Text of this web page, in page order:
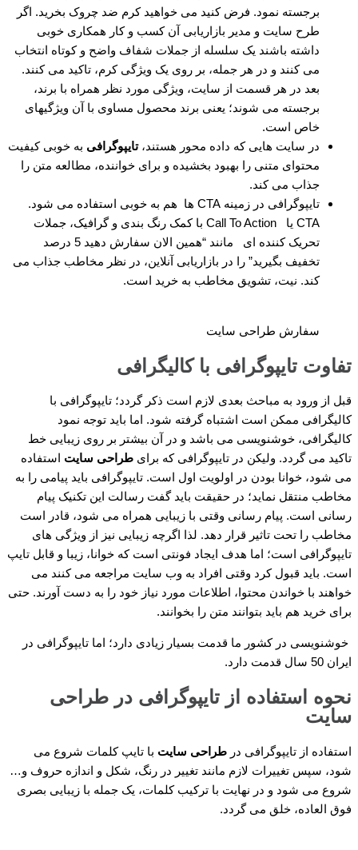
برجسته نمود. فرض کنید می خواهید کرم ضد چروک بخرید. اگر
طرح سایت و مدیر بازاریابی آن کسب و کار همکاری خوبی
داشته باشند یک سلسله از جملات شفاف واضح و کوتاه انتخاب
می کنند و در هر جمله، بر روی یک ویژگی کرم، تاکید می کنند.
بعد در هر قسمت از سایت، ویژگی مورد نظر همراه با برند،
برجسته می شوند؛ یعنی برند محصول مساوی با آن ویژگیهای
خاص است.
در سایت هایی که داده محور هستند،تایپوگرافی به خوبی کیفیت
محتوای متنی را بهبود بخشیده و برای خواننده، مطالعه متن را
جذاب می کند.
تایپوگرافی در زمینه CTA ها هم به خوبی استفاده می شود.
CTA یا Call To Action با کمک رنگ بندی و گرافیک، جملات
تحریک کننده ای مانند “همین الان سفارش دهید 5 درصد
تخفیف بگیرید” را در بازاریابی آنلاین، در نظر مخاطب جذاب می
کند. نیت، تشویق مخاطب به خرید است.
سفارش طراحی سایت
تفاوت تایپوگرافی با کالیگرافی
قبل از ورود به مباحث بعدی لازم است ذکر گردد؛ تایپوگرافی با
کالیگرافی ممکن است اشتباه گرفته شود. اما باید توجه نمود
کالیگرافی، خوشنویسی می باشد و در آن بیشتر بر روی زیبایی خط
تاکید می گردد. ولیکن در تایپوگرافی که برای طراحی سایت استفاده
می شود، خوانا بودن در اولویت اول است. تایپوگرافی باید پیامی را به
مخاطب منتقل نماید؛ در حقیقت باید گفت رسالت این تکنیک پیام
رسانی است. پیام رسانی وقتی با زیبایی همراه می شود، قادر است
مخاطب را تحت تاثیر قرار دهد. لذا اگرچه زیبایی نیز از ویژگی های
تایپوگرافی است؛ اما هدف ایجاد فونتی است که خوانا، زیبا و قابل تایپ
است. باید قبول کرد وقتی افراد به وب سایت مراجعه می کنند می
خواهند با خواندن محتوا، اطلاعات مورد نیاز خود را به دست آورند. حتی
برای خرید هم باید بتوانند متن را بخوانند.
خوشنویسی در کشور ما قدمت بسیار زیادی دارد؛ اما تایپوگرافی در
ایران 50 سال قدمت دارد.
نحوه استفاده از تایپوگرافی در طراحی
سایت
استفاده از تایپوگرافی در طراحی سایت با تایپ کلمات شروع می
شود، سپس تغییرات لازم مانند تغییر در رنگ، شکل و اندازه حروف و…
شروع می شود و در نهایت با ترکیب کلمات، یک جمله با زیبایی بصری
فوق العاده، خلق می گردد.